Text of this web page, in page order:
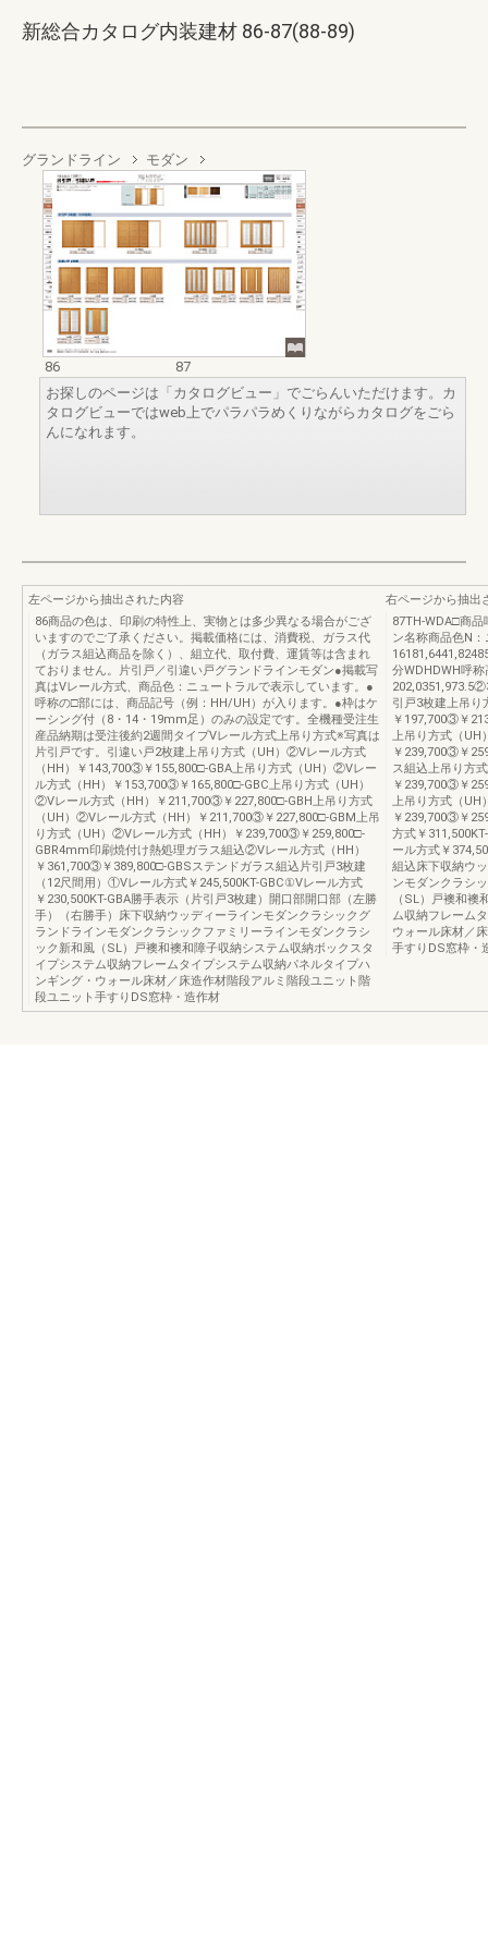
新総合カタログ内装建材 86-87(88-89)
グランドライン モダン
86
87
お探しのページは「カタログビュー」でごらんいただけます。カ
タログビューではweb上でパラパラめくりながらカタログをごら
んになれます。
左ページから抽出された内容
86商品の色は、印刷の特性上、実物とは多少異なる場合がござ
いますのでご了承ください。掲載価格には、消費税、ガラス代
（ガラス組込商品を除く）、組立代、取付費、運賃等は含まれ
ておりません。片引戸／引違い戸グランドラインモダン●掲載写
真はVレール方式、商品色：ニュートラルで表示しています。●
呼称の□部には、商品記号（例：HH/UH）が入ります。●枠はケ
ーシング付（8・14・19mm足）のみの設定です。全機種受注生
産品納期は受注後約2週間タイプVレール方式上吊り方式※写真は
片引戸です。引違い戸2枚建上吊り方式（UH）②Vレール方式
（HH）￥143,700③￥155,800□-GBA上吊り方式（UH）②Vレー
ル方式（HH）￥153,700③￥165,800□-GBC上吊り方式（UH）
②Vレール方式（HH）￥211,700③￥227,800□-GBH上吊り方式
（UH）②Vレール方式（HH）￥211,700③￥227,800□-GBM上吊
り方式（UH）②Vレール方式（HH）￥239,700③￥259,800□-
GBR4mm印刷焼付け熱処理ガラス組込②Vレール方式（HH）
￥361,700③￥389,800□-GBSステンドガラス組込片引戸3枚建
（12尺間用）①Vレール方式￥245,500KT-GBC①Vレール方式
￥230,500KT-GBA勝手表示（片引戸3枚建）開口部開口部（左勝
手）（右勝手）床下収納ウッディーラインモダンクラシックグ
ランドラインモダンクラシックファミリーラインモダンクラシ
ック新和風（SL）戸襖和襖和障子収納システム収納ボックスタ
イプシステム収納フレームタイプシステム収納パネルタイプハ
ンギング・ウォール床材／床造作材階段アルミ階段ユニット階
段ユニット手すりDS窓枠・造作材
右ページから抽出
87TH-WDA□商
ン名称商品色N
分WDHDWH呼
引戸3枚建上吊
￥197,700③￥
上吊り方式（UH
￥239,700③￥
ス組込上吊り方
￥239,700③￥
上吊り方式（UH
￥239,700③￥
方式￥
ール方式￥
組込床下収納ウ
ンモダンクラシ
（SL）戸襖和襖
ム収納フレーム
ウォール床材／
手すりDS窓枠・